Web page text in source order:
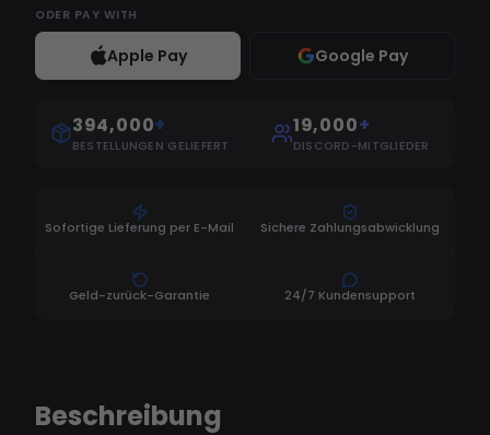
ODER PAY WITH
Apple Pay Google Pay
394,000+
BESTELLUNGEN GELIEFERT
19,000+
DISCORD-MITGLIEDER
Sofortige Lieferung per E-Mail Sichere Zahlungsabwicklung
Geld-zurück-Garantie 24/7 Kundensupport
Beschreibung